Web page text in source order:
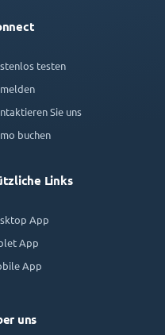
testen
Sie uns
buchen
Links
App
App
App
uns